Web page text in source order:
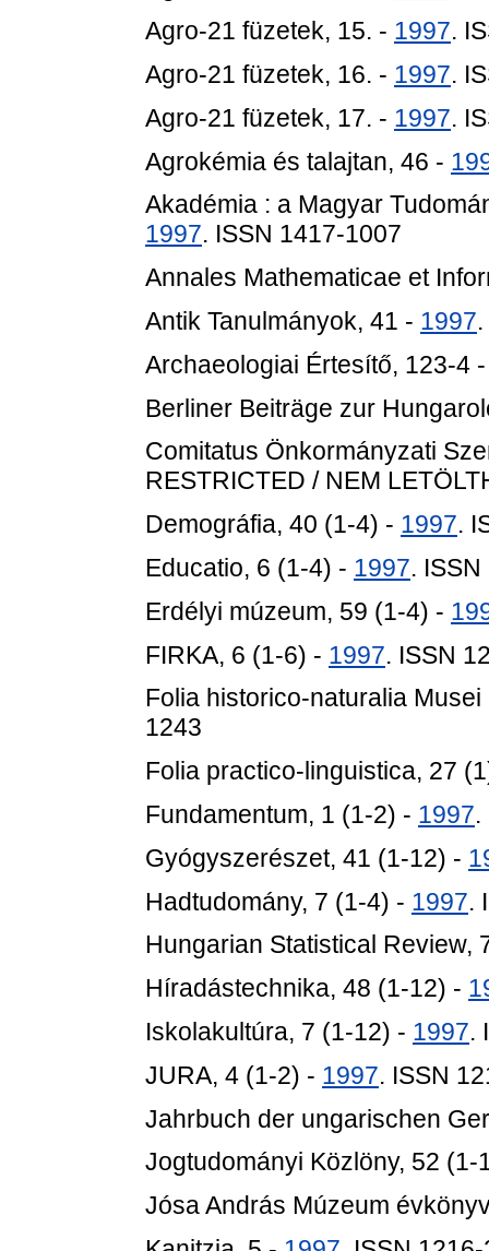
Agro-21 füzetek, 15. - 1997.
Agro-21 füzetek, 16. - 1997.
Agro-21 füzetek, 17. - 1997.
Agrokémia és talajtan, 46 -
Akadémia : a Magyar
1997. ISSN 1417-1007
Annales Mathematicae et
Antik Tanulmányok, 41 - 1997
Archaeologiai Értesítő, 123-4
Berliner Beiträge zur
Comitatus Önkormányzati
RESTRICTED / NEM
Demográfia, 40 (1-4) - 1997.
Educatio, 6 (1-4) - 1997.
Erdélyi múzeum, 59 (1-4) -
FIRKA, 6 (1-6) - 1997. ISSN
Folia historico-naturalia
1243
Folia practico-linguistica, 27
Fundamentum, 1 (1-2) - 1997.
Gyógyszerészet, 41 (1-12) -
Hadtudomány, 7 (1-4) - 1997.
Hungarian Statistical Review,
Híradástechnika, 48 (1-12) -
Iskolakultúra, 7 (1-12) - 1997.
JURA, 4 (1-2) - 1997. ISSN
Jahrbuch der ungarischen
Jogtudományi Közlöny, 52
Jósa András Múzeum